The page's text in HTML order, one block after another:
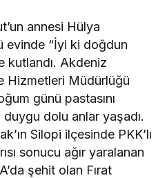
annesi Hülya
evinde “İyi ki doğdun
kutlandı. Akdeniz
Hizmetleri Müdürlüğü
günü pastasını
dolu anlar yaşadı.
Silopi ilçesinde PKK’lı
sonucu ağır yaralanan
şehit olan Fırat